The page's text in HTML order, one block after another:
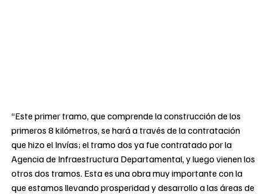
“Este primer tramo, que comprende la construcción de los
primeros 8 kilómetros, se hará a través de la contratación
que hizo el Invías; el tramo dos ya fue contratado por la
Agencia de Infraestructura Departamental, y luego vienen los
otros dos tramos. Esta es una obra muy importante con la
que estamos llevando prosperidad y desarrollo a las áreas de